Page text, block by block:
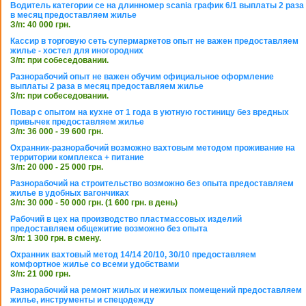
Водитель категории се на длинномер scania график 6/1 выплаты 2 раза
в месяц предоставляем жилье
З/п: 40 000 грн.
Кассир в торговую сеть супермаркетов опыт не важен предоставляем
жилье - хостел для иногородних
З/п: при собеседовании.
Разнорабочий опыт не важен обучим официальное оформление
выплаты 2 раза в месяц предоставляем жилье
З/п: при собеседовании.
Повар с опытом на кухне от 1 года в уютную гостиницу без вредных
привычек предоставляем жилье
З/п: 36 000 - 39 600 грн.
Охранник-разнорабочий возможно вахтовым методом проживание на
территории комплекса + питание
З/п: 20 000 - 25 000 грн.
Разнорабочий на строительство возможно без опыта предоставляем
жилье в удобных вагончиках
З/п: 30 000 - 50 000 грн. (1 600 грн. в день)
Рабочий в цех на производство пластмассовых изделий
предоставляем общежитие возможно без опыта
З/п: 1 300 грн. в смену.
Охранник вахтовый метод 14/14 20/10, 30/10 предоставляем
комфортное жилье со всеми удобствами
З/п: 21 000 грн.
Разнорабочий на ремонт жилых и нежилых помещений предоставляем
жилье, инструменты и спецодежду